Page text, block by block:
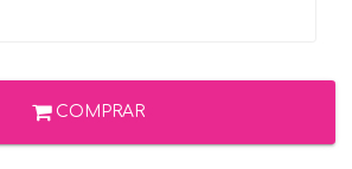
COMPRAR